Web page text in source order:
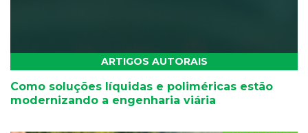
ARTIGOS AUTORAIS
Como soluções líquidas e poliméricas estão
modernizando a engenharia viária